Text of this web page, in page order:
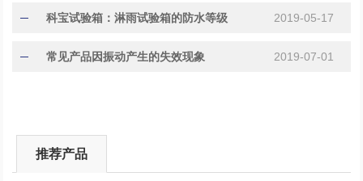
科宝试验箱：淋雨试验箱的防水等级 2019-05-17
常见产品因振动产生的失效现象 2019-07-01
推荐产品